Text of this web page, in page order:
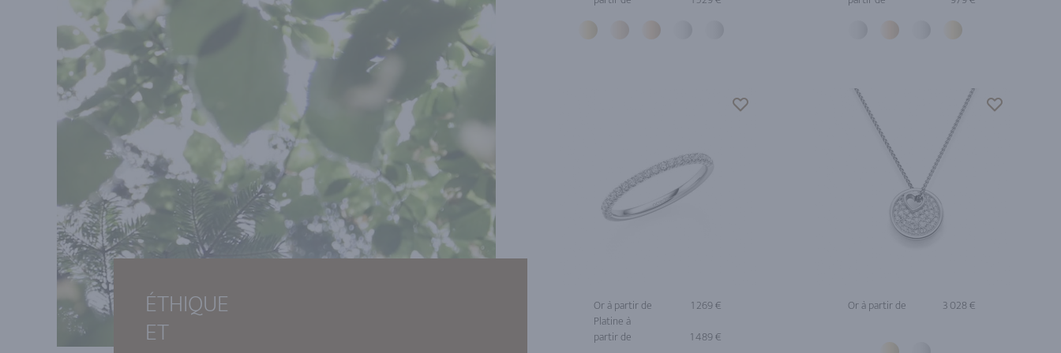
ÉTHIQUE
ET
Or à partir de
1 269 €
Platine à
partir de
1 489 €
Or à partir de 3 028 €